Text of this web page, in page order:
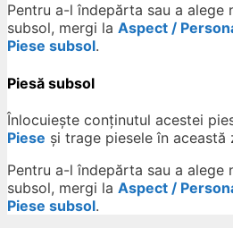
Pentru a-l îndepărta sau a alege
subsol, mergi la Aspect /
Piese subsol.
Piesă subsol
Înlocuiește conținutul acestei
Piese și trage piesele în această
Pentru a-l îndepărta sau a alege
subsol, mergi la Aspect /
Piese subsol.